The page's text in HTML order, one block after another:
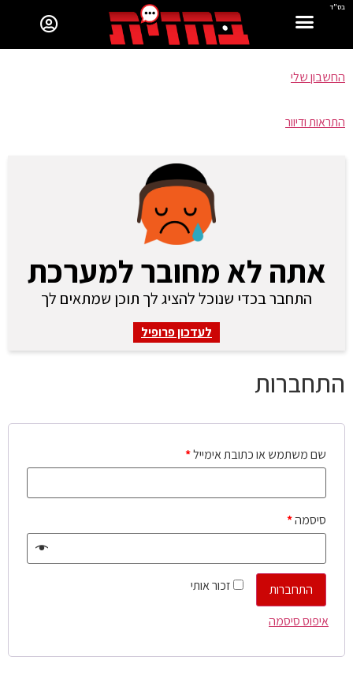
בס"ד
החשבון שלי
התראות ודיוור
אתה לא מחובר למערכת
התחבר בכדי שנוכל להציג לך תוכן שמתאים לך
לעדכון פרופיל
התחברות
שם משתמש או כתובת אימייל*
סיסמה*
זכור אותי
התחברות
איפוס סיסמה